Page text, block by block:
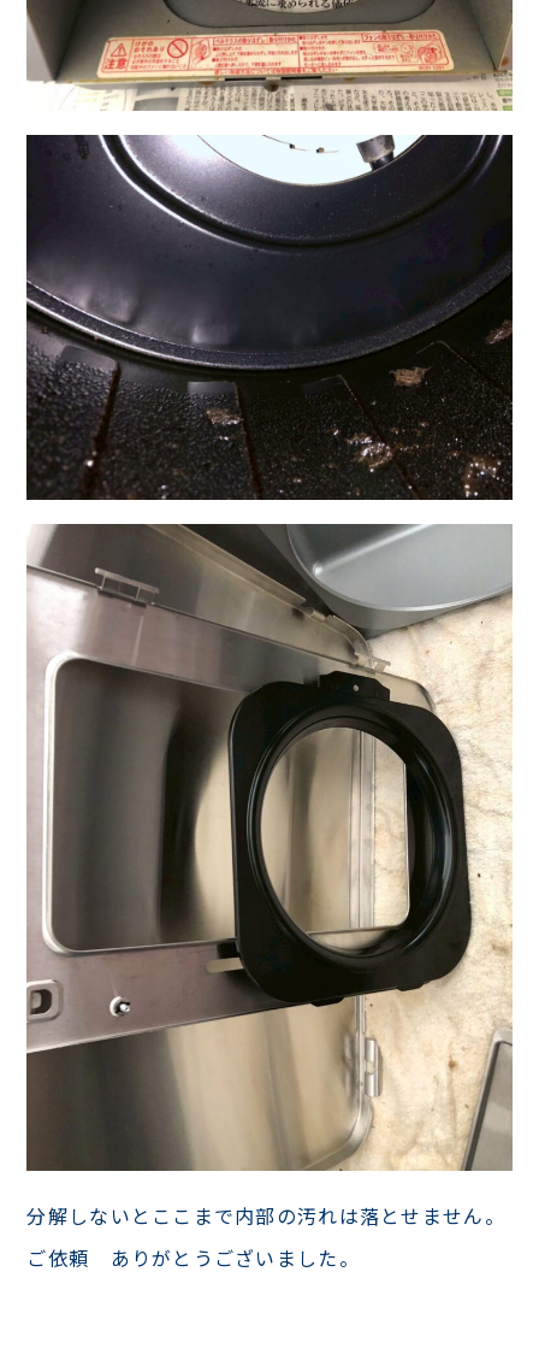
分解しないとここまで内部の汚れは落とせません。
ご依頼 ありがとうございました。